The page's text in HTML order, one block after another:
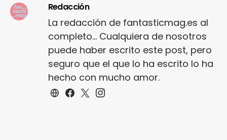
Redacción
La redacción de fantasticmag.es al
completo... Cualquiera de nosotros
puede haber escrito este post, pero
seguro que el que lo ha escrito lo ha
hecho con mucho amor.